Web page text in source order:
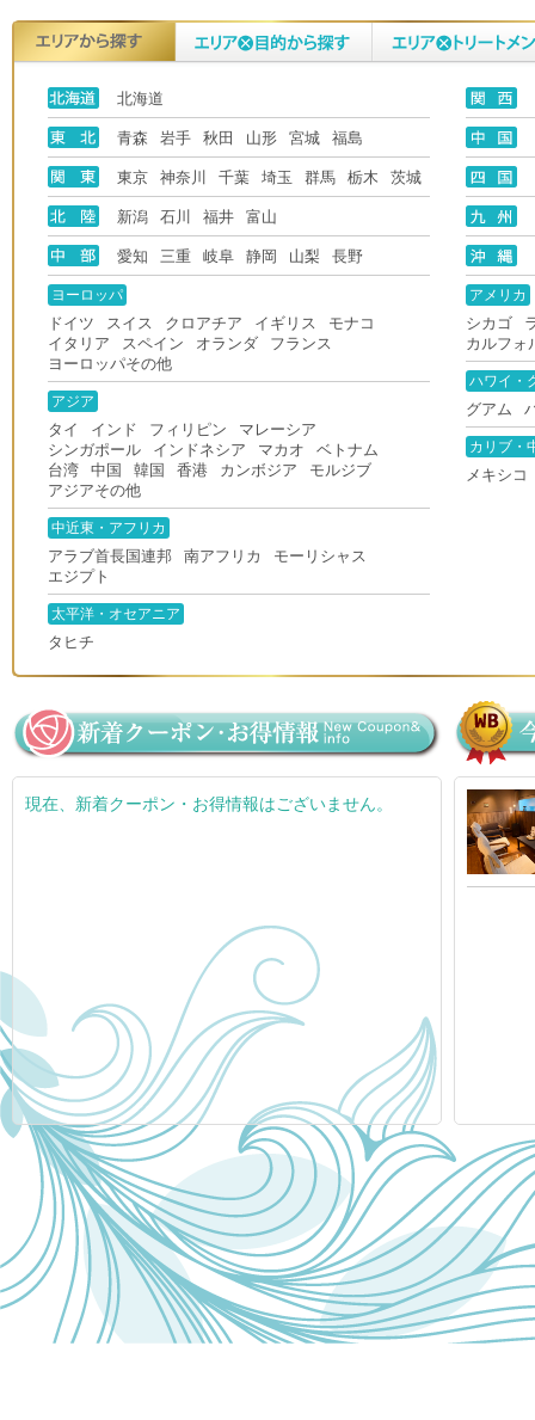
北海道
青森 岩手 秋田 山形 宮城 福島
東京 神奈川 千葉 埼玉 群馬 栃木 茨城
新潟 石川 福井 富山
愛知 三重 岐阜 静岡 山梨 長野
ヨーロッパ
ドイツ スイス クロアチア イギリス
モナコ
イタリア
スペイン オランダ
フランス
ヨーロッパその他
アジア
タイ インド フィリピン
マレーシア
シンガポール
インドネシア マカオ
ベトナム
台湾
中国 韓国 香港 カンボジア
モルジブ
アジアその他
中近東・アフリカ
アラブ首長国連邦 南アフリカ
モーリシャス
エジプト
太平洋・オセアニア
タヒチ
アメリカ
シカゴ
カルフォ
ハワイ・
グアム
カリブ・
メキシコ
現在、新着クーポン・お得情報はございません。